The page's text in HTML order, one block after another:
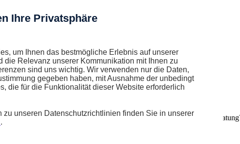
Raten nach Ihren Vorstellungen. Sie wünschen eine persönliche
Ihre Privatsphäre
um Ihnen das bestmögliche Erlebnis auf unserer
die Relevanz unserer Kommunikation mit Ihnen zu
sind uns wichtig. Wir verwenden nur die Daten,
gegeben haben, mit Ausnahme der unbedingt
die für die Funktionalität dieser Website erforderlich
zu unseren Datenschutzrichtlinien finden Sie in unserer
.